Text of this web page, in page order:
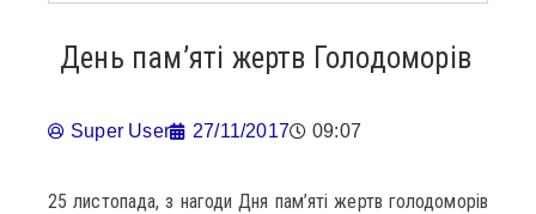
День пам’яті жертв Голодоморів
Super User 27/11/2017 09:07
25 листопада, з нагоди Дня пам’яті жертв голодоморів